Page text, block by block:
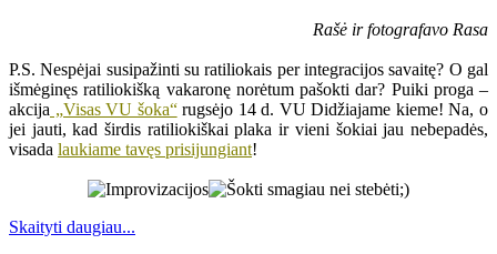
Rašė ir fotografavo Rasa
P.S. Nespėjai susipažinti su ratiliokais per integracijos savaitę? O gal
išmėginęs ratiliokišką vakaronę norėtum pašokti dar? Puiki proga –
akcija „Visas VU šoka“rugsėjo 14 d. VU Didžiajame kieme! Na, o
jei jauti, kad širdis ratiliokiškai plaka ir vieni šokiai jau nebepadės,
visada laukiame tavęs prisijungiant!
Skaityti daugiau...